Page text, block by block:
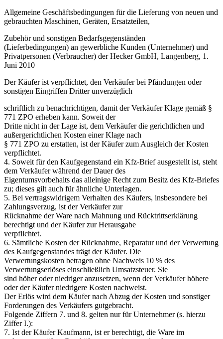
Allgemeine Geschäftsbedingungen für die Lieferung von neuen und
gebrauchten Maschinen, Geräten, Ersatzteilen,
Zubehör und sonstigen Bedarfsgegenständen
(Lieferbedingungen) an gewerbliche Kunden (Unternehmer) und
Privatpersonen (Verbraucher) der Hecker GmbH, Langenberg, 1.
Juni 2010
Der Käufer ist verpflichtet, den Verkäufer bei Pfändungen oder
sonstigen Eingriffen Dritter unverzüglich
schriftlich zu benachrichtigen, damit der Verkäufer Klage gemäß §
771 ZPO erheben kann. Soweit der
Dritte nicht in der Lage ist, dem Verkäufer die gerichtlichen und
außergerichtlichen Kosten einer Klage nach
§ 771 ZPO zu erstatten, ist der Käufer zum Ausgleich der Kosten
verpflichtet.
4. Soweit für den Kaufgegenstand ein Kfz-Brief ausgestellt ist, steht
dem Verkäufer während der Dauer des
Eigentumsvorbehalts das alleinige Recht zum Besitz des Kfz-Briefes
zu; dieses gilt auch für ähnliche Unterlagen.
5. Bei vertragswidrigem Verhalten des Käufers, insbesondere bei
Zahlungsverzug, ist der Verkäufer zur
Rücknahme der Ware nach Mahnung und Rücktrittserklärung
berechtigt und der Käufer zur Herausgabe
verpflichtet.
6. Sämtliche Kosten der Rücknahme, Reparatur und der Verwertung
des Kaufgegenstandes trägt der Käufer. Die
Verwertungskosten betragen ohne Nachweis 10 % des
Verwertungserlöses einschließlich Umsatzsteuer. Sie
sind höher oder niedriger anzusetzen, wenn der Verkäufer höhere
oder der Käufer niedrigere Kosten nachweist.
Der Erlös wird dem Käufer nach Abzug der Kosten und sonstiger
Forderungen des Verkäufers gutgebracht.
Folgende Ziffern 7. und 8. gelten nur für Unternehmer (s. hierzu
Ziffer I.):
7. Ist der Käufer Kaufmann, ist er berechtigt, die Ware im